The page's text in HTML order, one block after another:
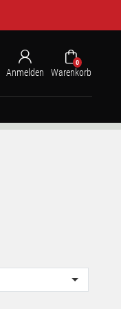
Anmelden
0
Warenkorb